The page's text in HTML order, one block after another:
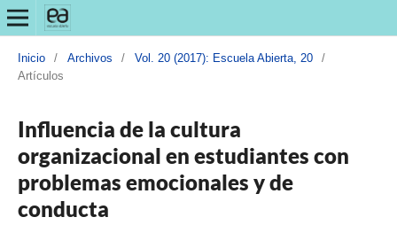
Inicio / Archivos / Vol. 20 (2017): Escuela Abierta, 20
/
Artículos
Influencia de la cultura
organizacional en estudiantes con
problemas emocionales y de
conducta